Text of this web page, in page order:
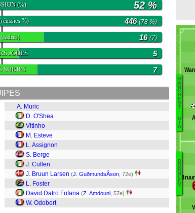
(%) 52 %
%) 446(78 %)
(cadrés) 16(7)
JOUES 5
SUBIES 7
A. Muric
D. O'Shea
Vitinho
M. Esteve
L. Assignon
S. Berge
J. Cullen
J. Bruun Larsen (J. GuðmundsÂ­son , 72e)
L. Foster
David Datro Fofana (Z. Amdouni , 57e)
W. Odobert
M
A
N
C
H
E
S
T
.
U
T
D
B
U
R
N
L
E
Y